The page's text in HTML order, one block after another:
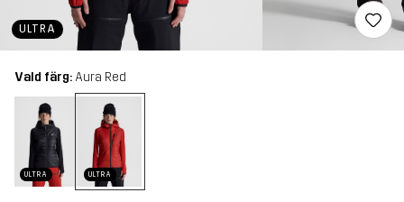
ULTRA
Vald färg: Aura Red
ULTRA ULTRA